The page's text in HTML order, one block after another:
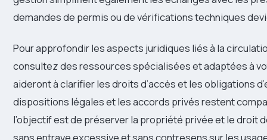
demandes de permis ou de vérifications techniques
Pour approfondir les aspects juridiques liés à la
consultez des ressources spécialisées et adaptées à
aideront à clarifier les droits d’accès et les obligations
dispositions légales et les accords privés restent
l’objectif est de préserver la propriété privée et le droit
sans entrave excessive et sans contresens sur les